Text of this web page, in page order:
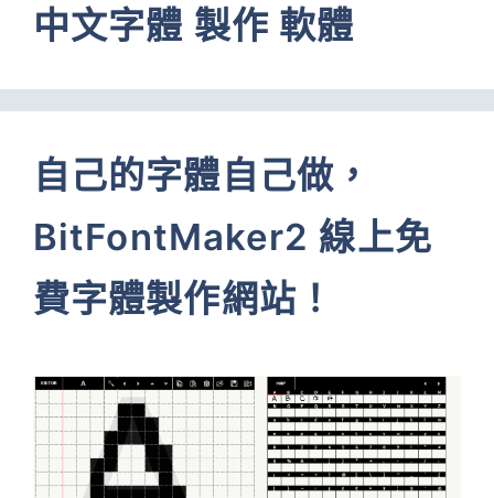
中文字體 製作 軟體
自己的字體自己做，
BitFontMaker2 線上免
費字體製作網站！